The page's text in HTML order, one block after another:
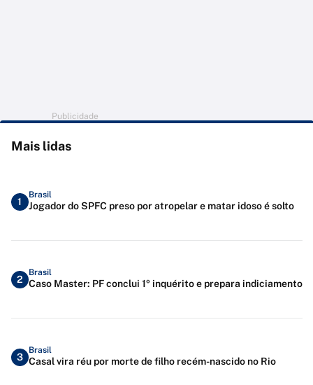
Publicidade
Mais lidas
1
Brasil
Jogador do SPFC preso por atropelar e matar idoso é solto
2
Brasil
Caso Master: PF conclui 1º inquérito e prepara indiciamento
3
Brasil
Casal vira réu por morte de filho recém-nascido no Rio